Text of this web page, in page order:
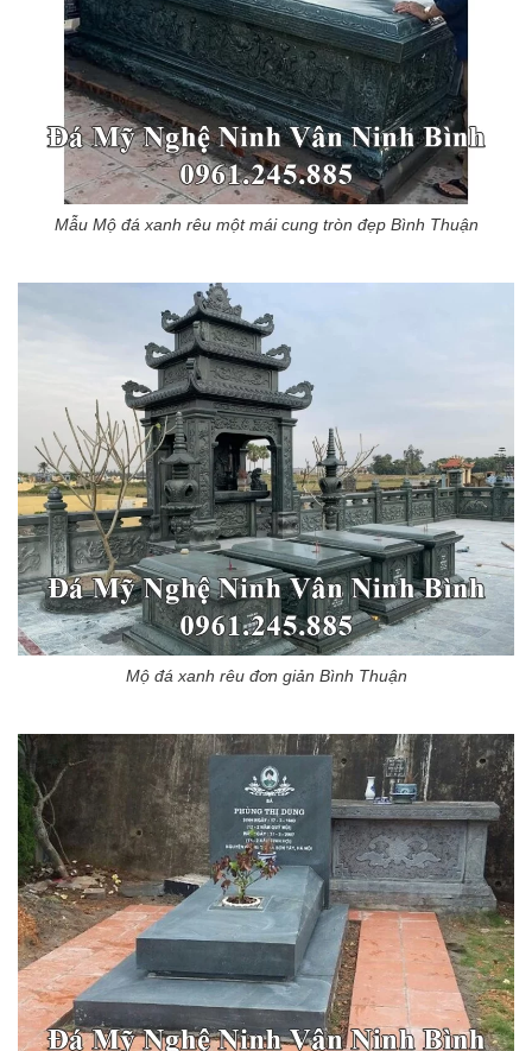
Mẫu Mộ đá xanh rêu một mái cung tròn đẹp Bình Thuận
Mộ đá xanh rêu đơn giản Bình Thuận